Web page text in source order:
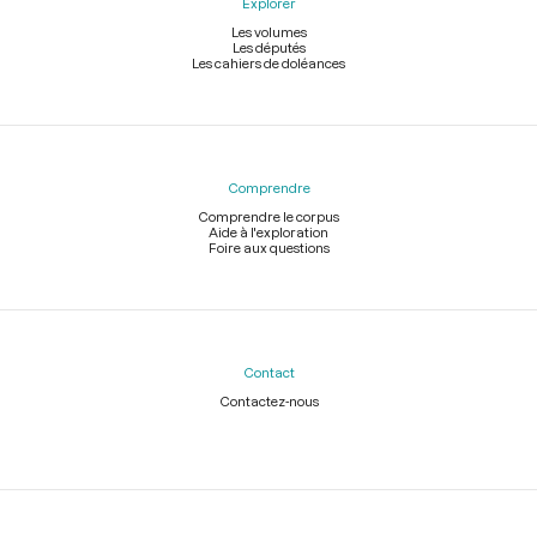
Les volumes
Les députés
Les cahiers de doléances
Comprendre
Comprendre le corpus
Aide à l'exploration
Foire aux questions
Contact
Contactez-nous
Légal